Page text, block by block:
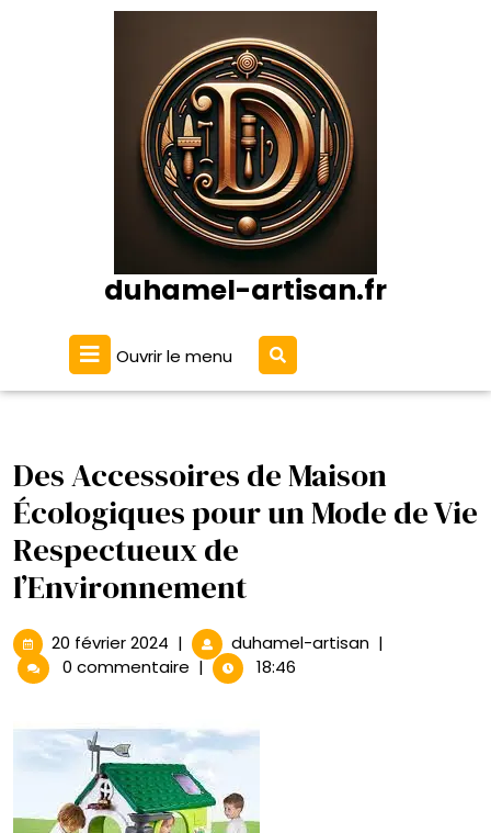
duhamel-artisan.fr
Ouvrir le menu Ouvrir
le
menu
Des Accessoires de Maison
Écologiques pour un Mode de Vie
Respectueux de
l’Environnement
20 février 2024 20
février
| duhamel-artisanDes
|
0 commentaire | 18:46